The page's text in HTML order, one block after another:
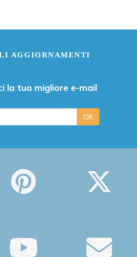
AGGIORNAMENTI
la tua migliore e-mail
OK